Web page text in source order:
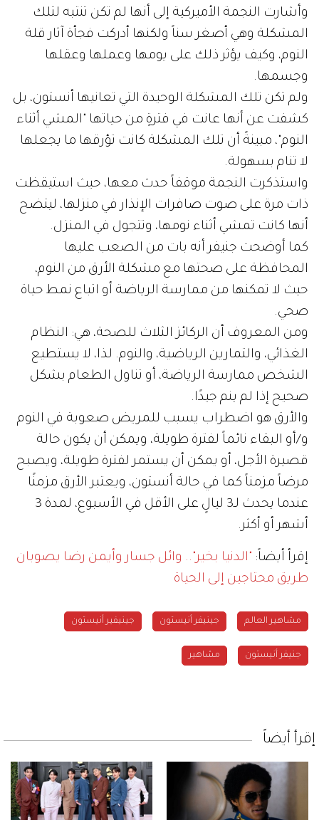
وأشارت النجمة الأميركية إلى أنها لم تكن تنتبه لتلك
المشكلة وهي أصغر سناً ولكنها أدركت فجأة آثار قلة
النوم، وكيف يؤثر ذلك على يومها وعملها وعقلها
وجسمها.
ولم تكن تلك المشكلة الوحيدة التي تعانيها أنستون، بل
كشفت عن أنها عانت في فترةٍ من حياتها "المشي أثناء
النوم"، مبينةً أن تلك المشكلة كانت تؤرقها ما يجعلها
لا تنام بسهولة.
واستذكرت النجمة موقفاً حدث معها، حيث استيقظت
ذات مرة على صوت صافرات الإنذار في منزلها، ليتضح
أنها كانت تمشي أثناء نومها، وتتجول في المنزل.
كما أوضحت جنيفر أنه بات من الصعب عليها
المحافظة على صحتها مع مشكلة الأرق من النوم،
حيث لا تمكنها من ممارسة الرياضة أو اتباع نمط حياة
صحي.
ومن المعروف أن الركائز الثلاث للصحة، هي: النظام
الغذائي، والتمارين الرياضية، والنوم. لذا، لا يستطيع
الشخص ممارسة الرياضة، أو تناول الطعام بشكل
صحيح إذا لم ينم جيدًا.
والأرق هو اضطراب يسبب للمريض صعوبة في النوم
و/أو البقاء نائماً لفترة طويلة، ويمكن أن يكون حالة
قصيرة الأجل، أو يمكن أن يستمر لفترة طويلة، ويصبح
مرضاً مزمناً كما في حالة أنستون، ويعتبر الأرق مزمنًا
عندما يحدث لـ3 ليالٍ على الأقل في الأسبوع، لمدة 3
أشهر أو أكثر.
إقرأ أيضاً: "الدنيا بخير".. وائل جسار وأيمن رضا يصوبان
طريق محتاجين إلى الحياة
مشاهير العالم جينيفر أنيستون جينيفير أنيستون
جنيفر أنيستون مشاهير
إقرأ أيضاً